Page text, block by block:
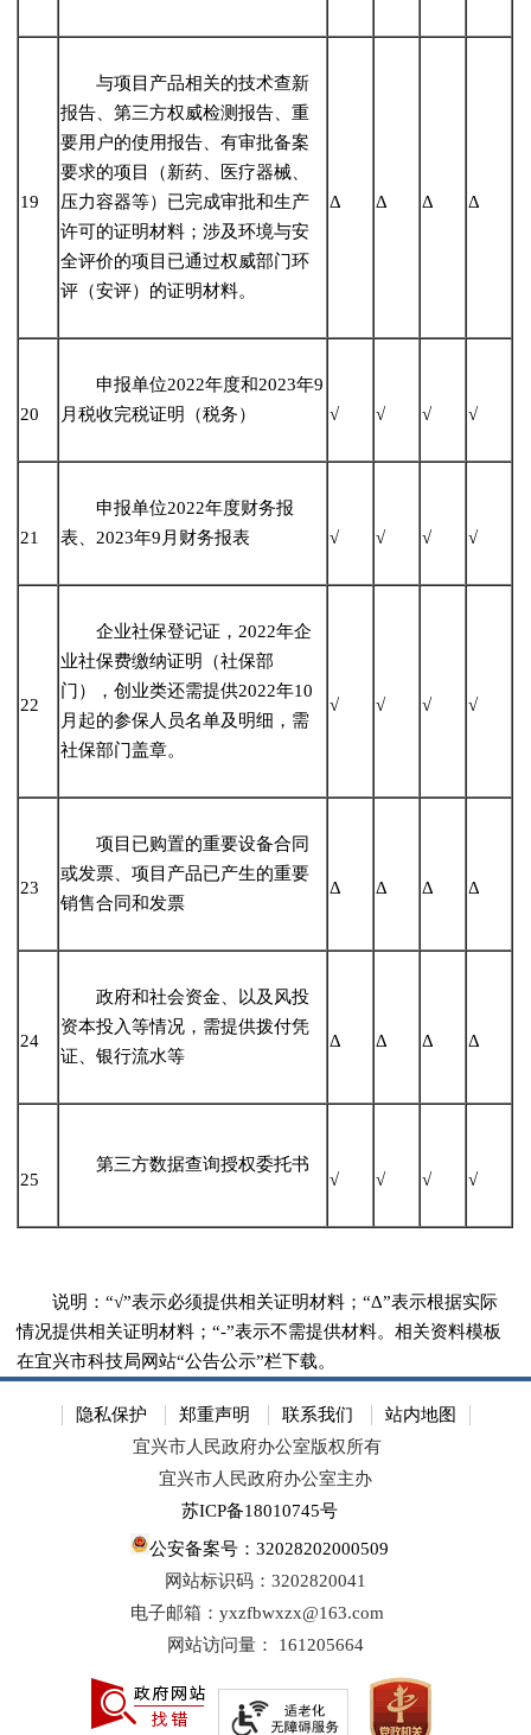
19
与项目产品相关的技术查新
报告、第三方权威检测报告、重
要用户的使用报告、有审批备案
要求的项目（新药、医疗器械、
压力容器等）已完成审批和生产
许可的证明材料；涉及环境与安
全评价的项目已通过权威部门环
评（安评）的证明材料。
Δ Δ Δ Δ
20
申报单位2022年度和2023年9
月税收完税证明（税务）
√ √ √ √
21
申报单位2022年度财务报
表、2023年9月财务报表
√ √ √ √
22
企业社保登记证，2022年企
业社保费缴纳证明（社保部
门），创业类还需提供2022年10
月起的参保人员名单及明细，需
社保部门盖章。
√ √ √ √
23
项目已购置的重要设备合同
或发票、项目产品已产生的重要
销售合同和发票
Δ Δ Δ Δ
24
政府和社会资金、以及风投
资本投入等情况，需提供拨付凭
证、银行流水等
Δ Δ Δ Δ
25
第三方数据查询授权委托书
√
√ √ √
说明：“√”表示必须提供相关证明材料；“Δ”表示根据实际
情况提供相关证明材料；“-”表示不需提供材料。相关资料模板
在宜兴市科技局网站“公告公示”栏下载。
隐私保护 郑重声明 联系我们
站内地图
宜兴市人民政府办公室版权所有
宜兴市人民政府办公室主办
苏ICP备18010745号
公安备案号：32028202000509
网站标识码：3202820041
电子邮箱：yxzfbwxzx@163.com
网站访问量：
161205664